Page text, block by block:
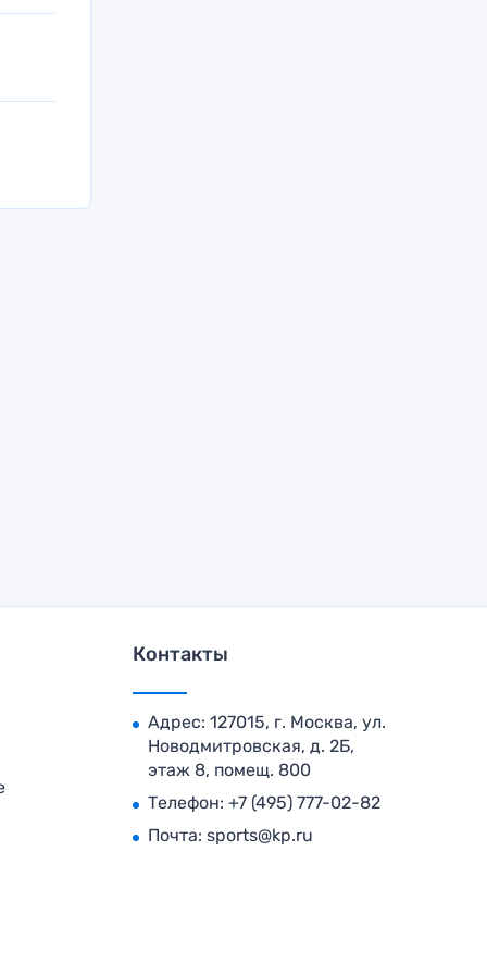
Контакты
Адрес: 127015, г. Москва, ул.
Новодмитровская, д. 2Б,
этаж 8, помещ. 800
Телефон: +7 (495) 777-02-82
Почта: sports@kp.ru